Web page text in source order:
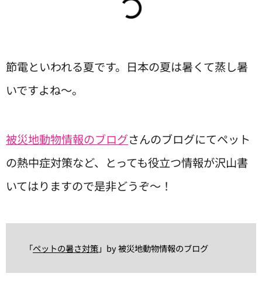
節電といわれる夏です。日本の夏は暑くて蒸し暑
いですよね〜。
被災地動物情報のブログさんのブログにてペット
の熱中症対策など、とっても役立つ情報が沢山書
いてはりますので是非どうぞ～！
「ペットの暑さ対策」by 被災地動物情報のブログ